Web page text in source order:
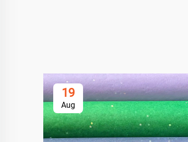
19
Aug